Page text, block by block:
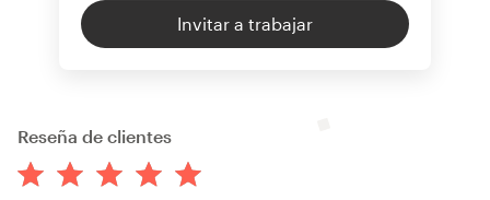
Invitar a trabajar
Reseña de clientes